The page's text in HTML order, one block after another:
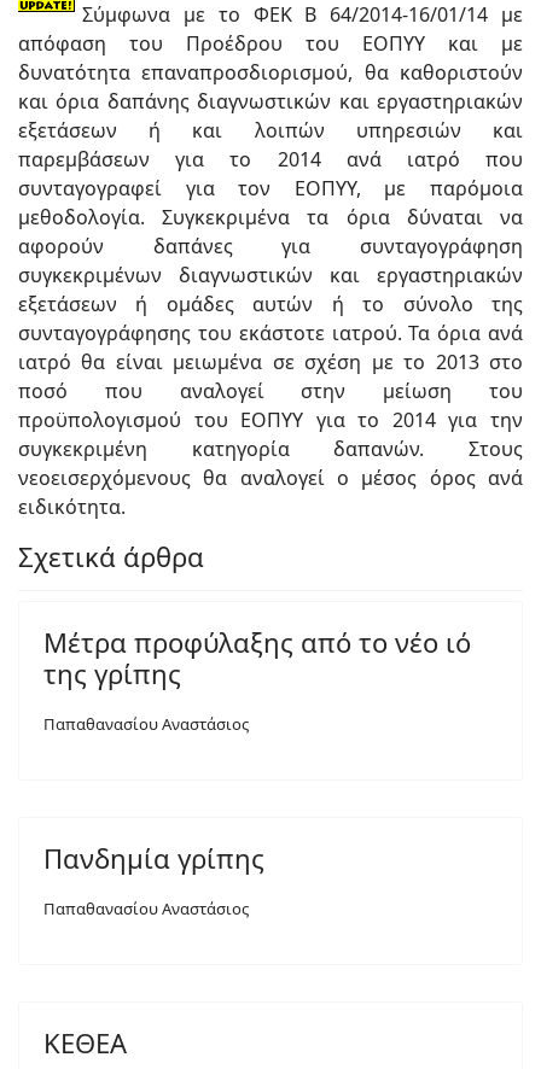
Σύμφωνα με το ΦΕΚ B 64/2014-16/01/14 με
απόφαση του Προέδρου του ΕΟΠΥΥ και με
δυνατότητα επαναπροσδιορισμού, θα καθοριστούν
και όρια δαπάνης διαγνωστικών και εργαστηριακών
εξετάσεων ή και λοιπών υπηρεσιών και
παρεμβάσεων για το 2014 ανά ιατρό που
συνταγογραφεί για τον ΕΟΠΥΥ, με παρόμοια
μεθοδολογία. Συγκεκριμένα τα όρια δύναται να
αφορούν δαπάνες για συνταγογράφηση
συγκεκριμένων διαγνωστικών και εργαστηριακών
εξετάσεων ή ομάδες αυτών ή το σύνολο της
συνταγογράφησης του εκάστοτε ιατρού. Τα όρια ανά
ιατρό θα είναι μειωμένα σε σχέση με το 2013 στο
ποσό που αναλογεί στην μείωση του
προϋπολογισμού του ΕΟΠΥΥ για το 2014 για την
συγκεκριμένη κατηγορία δαπανών. Στους
νεοεισερχόμενους θα αναλογεί ο μέσος όρος ανά
ειδικότητα.
Σχετικά άρθρα
Μέτρα προφύλαξης από το νέο ιό
της γρίπης
Παπαθανασίου Αναστάσιος
Πανδημία γρίπης
Παπαθανασίου Αναστάσιος
ΚΕΘΕΑ